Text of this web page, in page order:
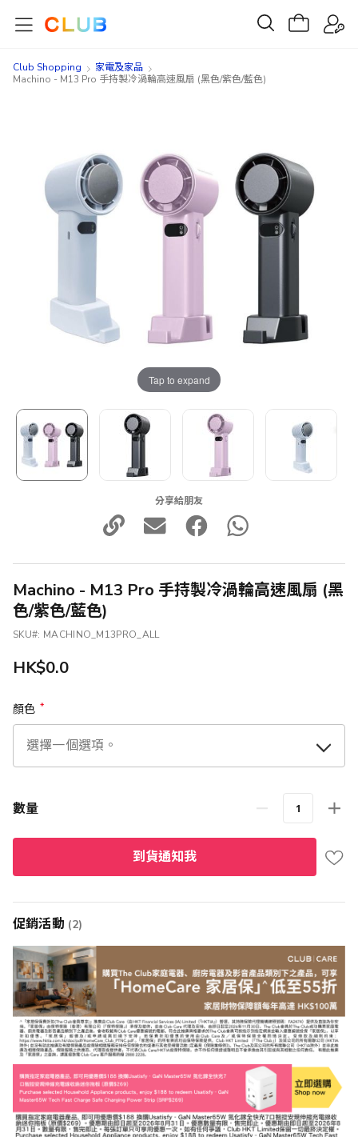
Club Shopping
家電及家品
Machino - M13 Pro 手持製冷渦輪高速風扇 (黑色/紫色/藍色)
images
images
Tap to expand
分享給朋友
Machino - M13 Pro 手持製冷渦輪高速風扇 (黑
色/紫色/藍色)
SKU MACHINO_M13PRO_ALL
HK$0.0
顏色
數量
到貨通知我
促銷活動 (2)